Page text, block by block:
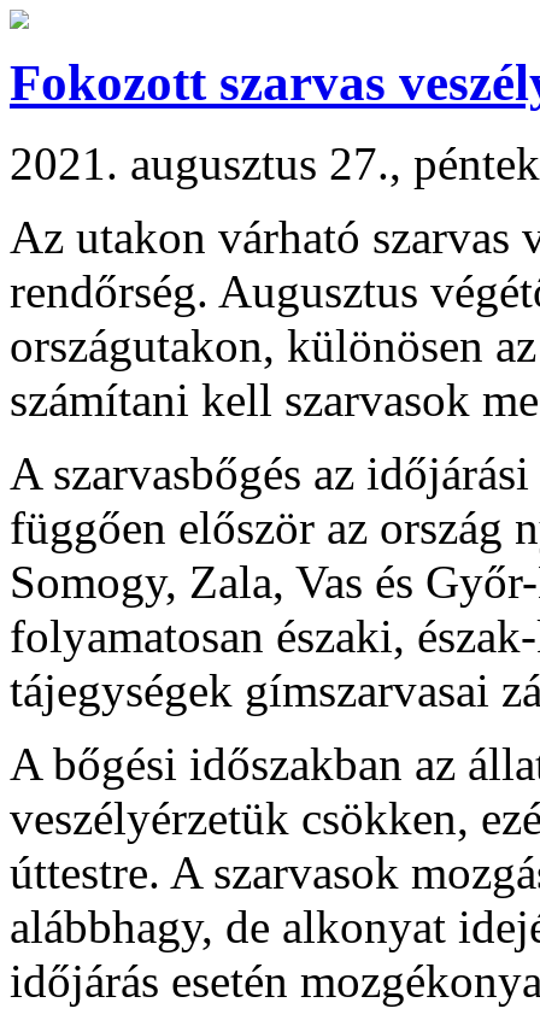
Fokozott szarvas
2021. augusztus 27.,
Az utakon várható szarvas
rendőrség. Augusztus
országutakon, különösen
számítani kell szarvasok
A szarvasbőgés az
függően először az ország
Somogy, Zala, Vas és
folyamatosan északi,
tájegységek gímszarvasai
A bőgési időszakban az
veszélyérzetük csökken,
úttestre. A szarvasok
alábbhagy, de alkonyat
időjárás esetén